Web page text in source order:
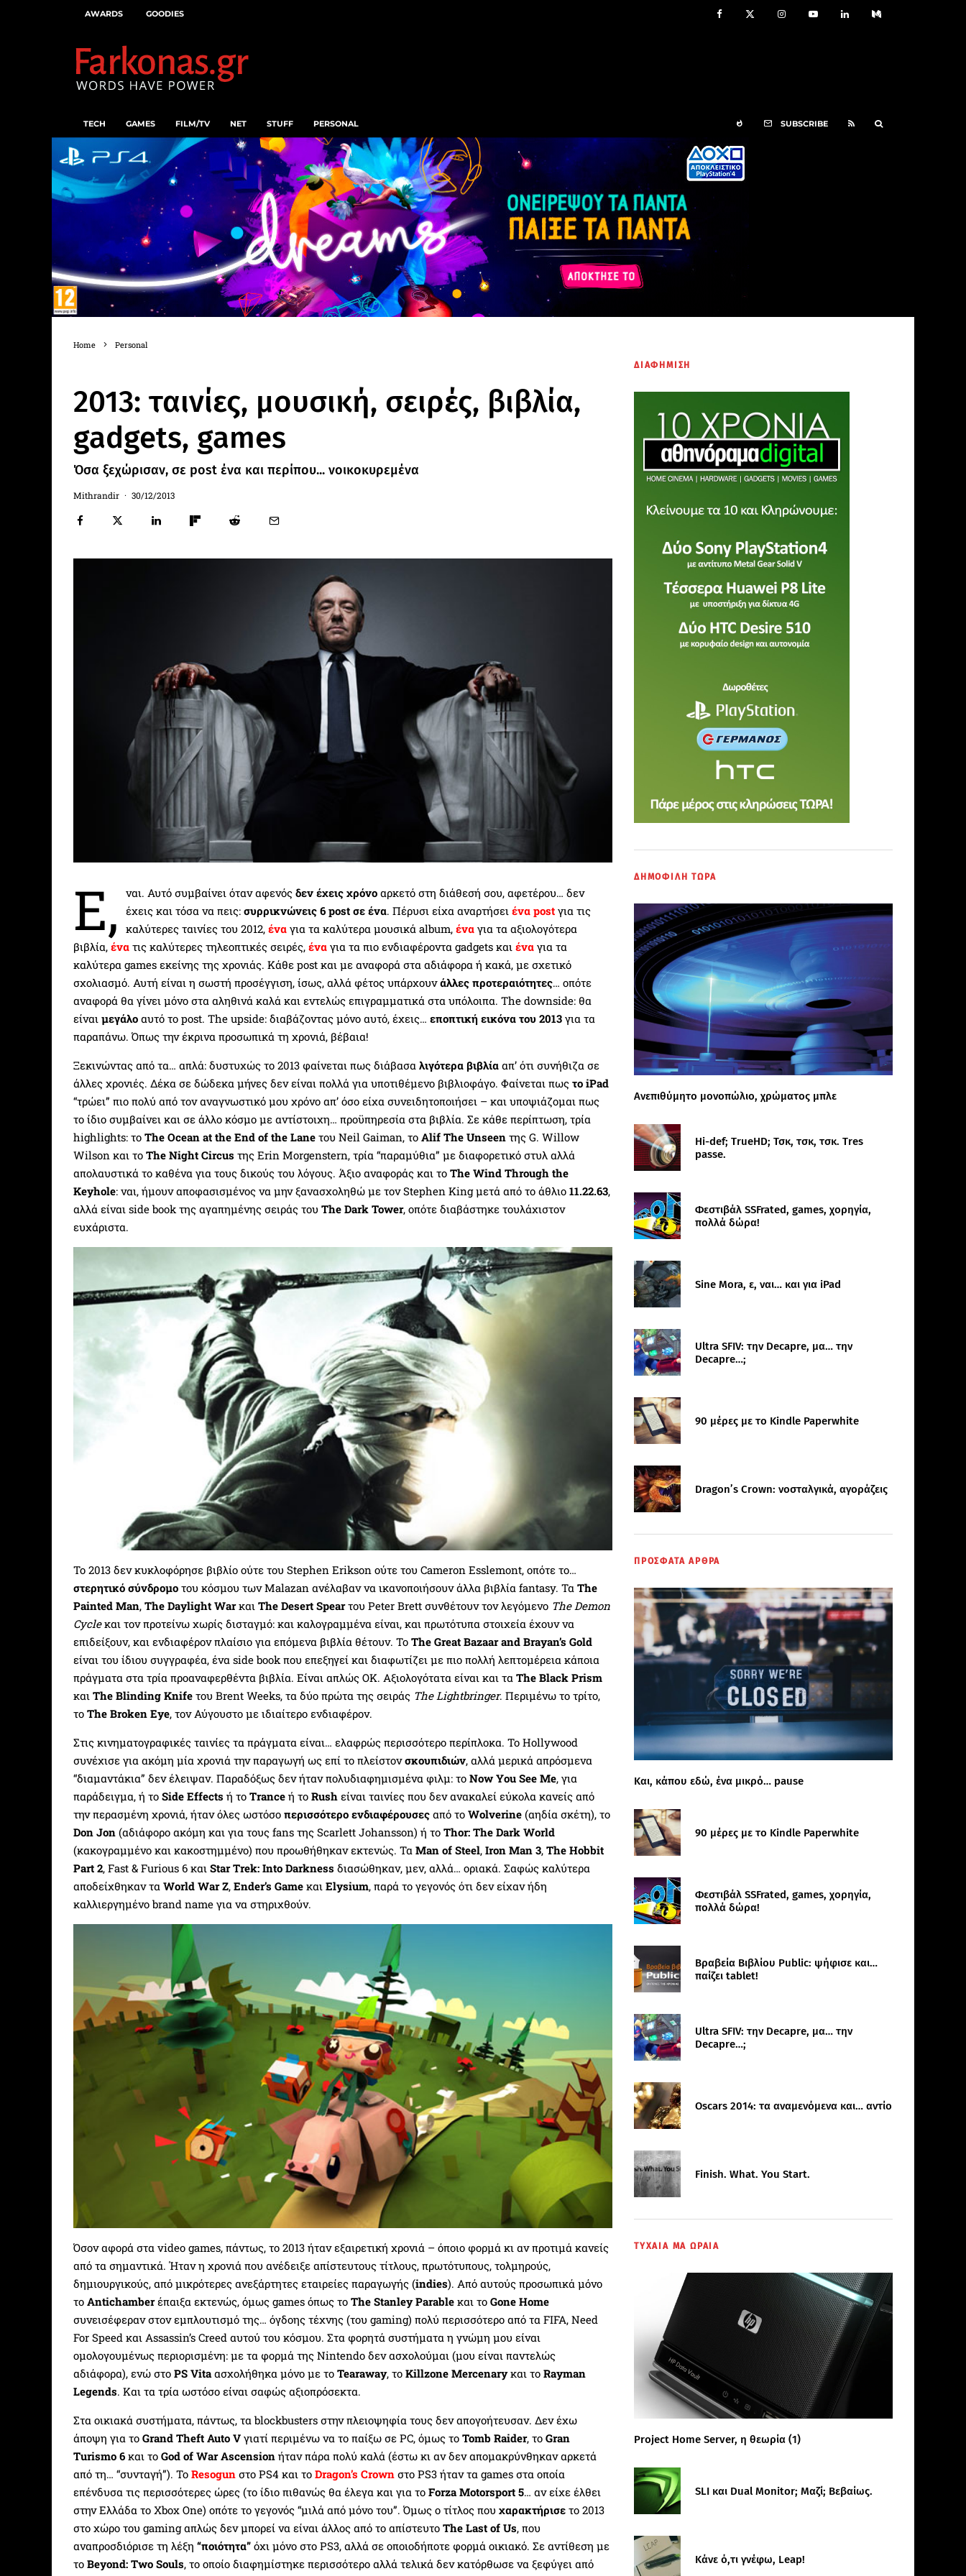
AWARDS GOODIES
TECH GAMES FILM/TV NET STUFF PERSONAL SUBSCRIBE
Home Personal
2013: ταινίες, μουσική, σειρές, βιβλία,
gadgets, games
Όσα ξεχώρισαν, σε post ένα και περίπου... νοικοκυρεμένα
Mithrandir · 30/12/2013
Ε, ναι. Αυτό συμβαίνει όταν αφενός δεν έχεις χρόνο αρκετό στη διάθεσή σου, αφετέρου… δεν
έχεις και τόσα να πεις: συρρικνώνεις 6 post σε ένα. Πέρυσι είχα αναρτήσει ένα post για τις
καλύτερες ταινίες του 2012, ένα για τα καλύτερα μουσικά album, ένα για τα αξιολογότερα
βιβλία, ένα τις καλύτερες τηλεοπτικές σειρές, ένα για τα πιο ενδιαφέροντα gadgets και ένα για τα
καλύτερα games εκείνης της χρονιάς. Κάθε post και με αναφορά στα αδιάφορα ή κακά, με σχετικό
σχολιασμό. Αυτή είναι η σωστή προσέγγιση, ίσως, αλλά φέτος υπάρχουνάλλες προτεραιότητες… οπότε
αναφορά θα γίνει μόνο στα αληθινά καλά και εντελώς επιγραμματικά στα υπόλοιπα. The downside: θα
είναι μεγάλο αυτό το post. The upside: διαβάζοντας μόνο αυτό, έχεις… εποπτική εικόνα του 2013 για τα
παραπάνω. Όπως την έκρινα προσωπικά τη χρονιά, βέβαια!
Ξεκινώντας από τα… απλά: δυστυχώς το 2013 φαίνεται πως διάβασα λιγότερα βιβλία απ’ ότι συνήθιζα σε
άλλες χρονιές. Δέκα σε δώδεκα μήνες δεν είναι πολλά για υποτιθέμενο βιβλιοφάγο. Φαίνεται πως το iPad
“τρώει” πιο πολύ από τον αναγνωστικό μου χρόνο απ’ όσο είχα συνειδητοποιήσει – και υποψιάζομαι πως
το ίδιο συμβαίνει και σε άλλο κόσμο με αντίστοιχη… προϋπηρεσία στα βιβλία. Σε κάθε περίπτωση, τρία
highlights: το The Ocean at the End of the Lane του Neil Gaiman, το Alif The Unseen της G. Willow
Wilson και το The Night Circus της Erin Morgenstern, τρία “παραμύθια” με διαφορετικό στυλ αλλά
απολαυστικά το καθένα για τους δικούς του λόγους. Άξιο αναφοράς και το The Wind Through the
Keyhole: ναι, ήμουν αποφασισμένος να μην ξανασχοληθώ με τον Stephen King μετά από το άθλιο 11.22.63,
αλλά είναι side book της αγαπημένης σειράς του The Dark Tower, οπότε διαβάστηκε τουλάχιστον
ευχάριστα.
Το 2013 δεν κυκλοφόρησε βιβλίο ούτε του Stephen Erikson ούτε του Cameron Esslemont, οπότε το…
στερητικό σύνδρομο του κόσμου των Malazan ανέλαβαν να ικανοποιήσουν άλλα βιβλία fantasy. Τα The
Painted Man, The Daylight Warκαι The Desert Spearτου Peter Brett συνθέτουν τον λεγόμενο The Demon
Cycleκαι τον προτείνω χωρίς δισταγμό: και καλογραμμένα είναι, και πρωτότυπα στοιχεία έχουν να
επιδείξουν, και ενδιαφέρον πλαίσιο για επόμενα βιβλία θέτουν. Το The Great Bazaar and Brayan’s Gold
είναι του ίδιου συγγραφέα, ένα side book που επεξηγεί και διαφωτίζει με πιο πολλή λεπτομέρεια κάποια
πράγματα στα τρία προαναφερθέντα βιβλία. Είναι απλώς ΟΚ. Αξιολογότατα είναι και τα The Black Prism
και The Blinding Knife του Brent Weeks, τα δύο πρώτα της σειράς The Lightbringer. Περιμένω το τρίτο,
το The Broken Eye, τον Αύγουστο με ιδιαίτερο ενδιαφέρον.
Στις κινηματογραφικές ταινίες τα πράγματα είναι… ελαφρώς περισσότερο περίπλοκα. Το Hollywood
συνέχισε για ακόμη μία χρονιά την παραγωγή ως επί το πλείστονσκουπιδιών, αλλά μερικά απρόσμενα
“διαμαντάκια” δεν έλειψαν. Παραδόξως δεν ήταν πολυδιαφημισμένα φιλμ: το Now You See Me, για
παράδειγμα, ή το Side Effects ή το Trance ή το Rush είναι ταινίες που δεν ανακαλεί εύκολα κανείς από
την περασμένη χρονιά, ήταν όλες ωστόσο περισσότερο ενδιαφέρουσες από το Wolverine (αηδία σκέτη), το
Don Jon (αδιάφορο ακόμη και για τους fans της Scarlett Johansson) ή το Thor: The Dark World
(κακογραμμένο και κακοστημμένο) που προωθήθηκαν εκτενώς. Τα Man of Steel, Iron Man 3, The Hobbit
Part 2, Fast & Furious 6 και Star Trek: Into Darkness διασώθηκαν, μεν, αλλά… οριακά. Σαφώς καλύτερα
αποδείχθηκαν τα World War Z, Ender’s Game και Elysium, παρά το γεγονός ότι δεν είχαν ήδη
καλλιεργημένο brand name για να στηριχθούν.
Όσον αφορά στα video games, πάντως, το 2013 ήταν εξαιρετική χρονιά – όποιο φορμά κι αν προτιμά κανείς
από τα σημαντικά. Ήταν η χρονιά που ανέδειξε απίστευτους τίτλους, πρωτότυπους, τολμηρούς,
δημιουργικούς, από μικρότερες ανεξάρτητες εταιρείες παραγωγής (indies). Από αυτούς προσωπικά μόνο
το Antichamberέπαιξα εκτενώς, όμως games όπως το The Stanley Parable και το Gone Home
συνεισέφεραν στον εμπλουτισμό της… όγδοης τέχνης (του gaming) πολύ περισσότερο από τα FIFA, Need
For Speed και Assassin’s Creed αυτού του κόσμου. Στα φορητά συστήματα η γνώμη μου είναι
ομολογουμένως περιορισμένη: με τα φορμά της Nintendo δεν ασχολούμαι (μου είναι παντελώς
αδιάφορα), ενώ στο PS Vita ασχολήθηκα μόνο με το Tearaway, το Killzone Mercenaryκαι το Rayman
Legends. Και τα τρία ωστόσο είναι σαφώς αξιοπρόσεκτα.
Στα οικιακά συστήματα, πάντως, τα blockbusters στην πλειοψηφία τους δεν απογοήτευσαν. Δεν έχω
άποψη για το Grand Theft Auto V γιατί περιμένω να το παίξω σε PC, όμως το Tomb Raider, το Gran
Turismo 6 και το God of War Ascension ήταν πάρα πολύ καλά (έστω κι αν δεν απομακρύνθηκαν αρκετά
από τη… “συνταγή”). Το Resogun στο PS4 και το Dragon’s Crown στο PS3 ήταν τα games στα οποία
επένδυσα τις περισσότερες ώρες (το ίδιο πιθανώς θα έλεγα και για το Forza Motorsport 5… αν είχε έλθει
στην Ελλάδα το Xbox One) οπότε το γεγονός “μιλά από μόνο του”. Όμως ο τίτλος που χαρακτήρισε το 2013
στο χώρο του gaming απλώς δεν μπορεί να είναι άλλος από το απίστευτο The Last of Us, που
αναπροσδιόρισε τη λέξη “ποιότητα” όχι μόνο στο PS3, αλλά σε οποιοδήποτε φορμά οικιακό. Σε αντίθεση με
το Beyond: Two Souls, το οποίο διαφημίστηκε περισσότερο αλλά τελικά δεν κατόρθωσε να ξεφύγει από
ΔΙΑΦΗΜΙΣΗ
ΔΗΜΟΦΙΛΗ ΤΩΡΑ
Ανεπιθύμητο μονοπώλιο, χρώματος μπλε
Hi-def; TrueHD; Τσκ, τσκ, τσκ. Tres
passe.
Φεστιβάλ SSFrated, games, χορηγία,
πολλά δώρα!
Sine Mora, ε, ναι… και για iPad
Ultra SFIV: την Decapre, μα… την
Decapre…;
90 μέρες με το Kindle Paperwhite
Dragon’s Crown: νοσταλγικά, αγοράζεις
ΠΡΟΣΦΑΤΑ ΑΡΘΡΑ
Και, κάπου εδώ, ένα μικρό… pause
90 μέρες με το Kindle Paperwhite
Φεστιβάλ SSFrated, games, χορηγία,
πολλά δώρα!
Βραβεία Βιβλίου Public: ψήφισε και…
παίζει tablet!
Ultra SFIV: την Decapre, μα… την
Decapre…;
Oscars 2014: τα αναμενόμενα και… αντίο
Finish. What. You Start.
ΤΥΧΑΙΑ ΜΑ ΩΡΑΙΑ
Project Home Server, η θεωρία (1)
SLI και Dual Monitor; Μαζί; Βεβαίως.
Κάνε ό,τι γνέφω, Leap!